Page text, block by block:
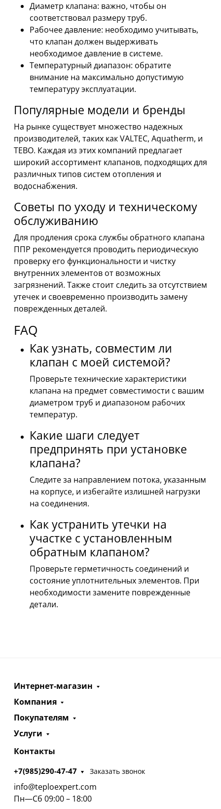
Диаметр клапана: важно, чтобы он
соответствовал размеру труб.
Рабочее давление: необходимо учитывать,
что клапан должен выдерживать
необходимое давление в системе.
Температурный диапазон: обратите
внимание на максимально допустимую
температуру эксплуатации.
Популярные модели и бренды
На рынке существует множество надежных
производителей, таких как VALTEC, Aquatherm, и
TEBO. Каждая из этих компаний предлагает
широкий ассортимент клапанов, подходящих для
различных типов систем отопления и
водоснабжения.
Советы по уходу и техническому
обслуживанию
Для продления срока службы обратного клапана
ППР рекомендуется проводить периодическую
проверку его функциональности и чистку
внутренних элементов от возможных
загрязнений. Также стоит следить за отсутствием
утечек и своевременно производить замену
поврежденных деталей.
FAQ
Как узнать, совместим ли
клапан с моей системой?
Проверьте технические характеристики
клапана на предмет совместимости с вашим
диаметром труб и диапазоном рабочих
температур.
Какие шаги следует
предпринять при установке
клапана?
Следите за направлением потока, указанным
на корпусе, и избегайте излишней нагрузки
на соединения.
Как устранить утечки на
участке с установленным
обратным клапаном?
Проверьте герметичность соединений и
состояние уплотнительных элементов. При
необходимости замените поврежденные
детали.
Интернет-магазин
Компания
Покупателям
Услуги
Контакты
+7(985)290-47-47 Заказать звонок
info@teploexpert.com
Пн—Сб 09:00 – 18:00